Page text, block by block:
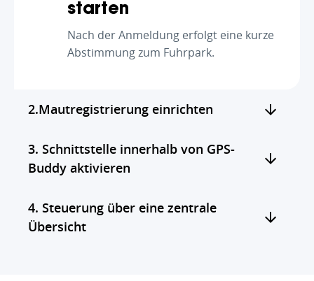
starten
Nach der Anmeldung erfolgt eine kurze
Abstimmung zum Fuhrpark.
2.Mautregistrierung einrichten
3. Schnittstelle innerhalb von GPS-
Buddy aktivieren
4. Steuerung über eine zentrale
Übersicht